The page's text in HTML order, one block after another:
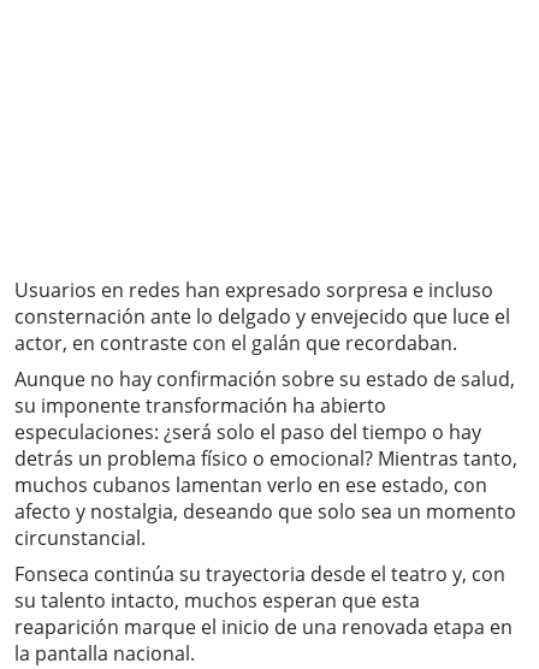
Usuarios en redes han expresado sorpresa e incluso
consternación ante lo delgado y envejecido que luce el
actor, en contraste con el galán que recordaban.
Aunque no hay confirmación sobre su estado de salud,
su imponente transformación ha abierto
especulaciones: ¿será solo el paso del tiempo o hay
detrás un problema físico o emocional? Mientras tanto,
muchos cubanos lamentan verlo en ese estado, con
afecto y nostalgia, deseando que solo sea un momento
circunstancial.
Fonseca continúa su trayectoria desde el teatro y, con
su talento intacto, muchos esperan que esta
reaparición marque el inicio de una renovada etapa en
la pantalla nacional.